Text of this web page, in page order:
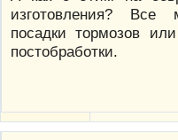
изготовления? Все
посадки тормозов
постобработки.